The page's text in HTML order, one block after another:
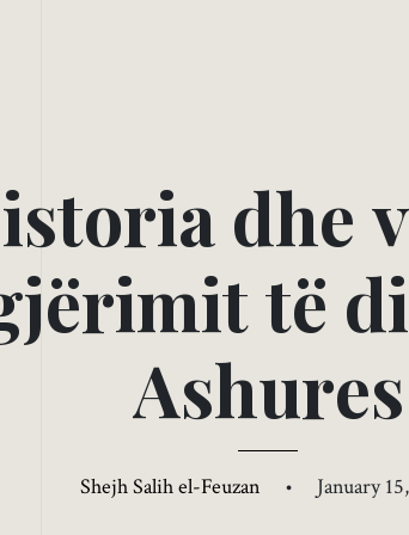
istoria dhe v
jërimittë di
Ashures
Shejh Salih el-Feuzan • January